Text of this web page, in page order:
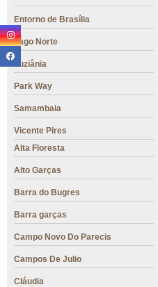
Entorno de Brasília
Lago Norte
Luziânia
Park Way
Samambaia
Vicente Pires
Alta Floresta
Alto Garças
Barra do Bugres
Barra garças
Campo Novo Do Parecis
Campos De Julio
Cláudia